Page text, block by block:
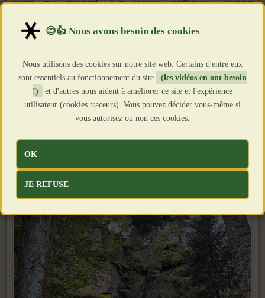
nom au massif. En vieux celtique, Taenn
signifie
mythologie gréco-romaine avec Apollon, c’est le
les géants. Le Taennchel est donc la montagne
du dieu soleil qui maîtrise les géants.
Nous utilisons des cookies sur notre site web. Certains d'entre eux
sont essentiels au fonctionnement du site
(les vidéos en ont besoin
!)
et d'autres nous aident à améliorer ce site et l'expérience
utilisateur (cookies traceurs). Vous pouvez décider vous-même si
vous autorisez ou non ces cookies.
OK
JE REFUSE